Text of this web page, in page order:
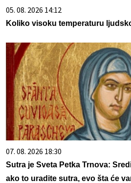
05. 08. 2026 14:12
Koliko visoku temperaturu
07. 08. 2026 18:30
Sutra je Sveta Petka Trnova:
ako to uradite sutra, evo šta će